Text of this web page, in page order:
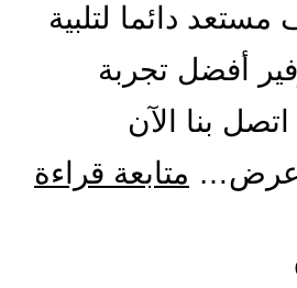
مستعد دائما لتلبية
أفضل تجربة
بنا الآن
عرض… متابعة قراءة